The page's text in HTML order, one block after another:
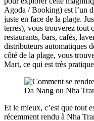
Agoda / Booking) est l’un
juste en face de la plage.
terres), vous trouverez tout
restaurants, bars, cafés,
distributeurs automatiques
côté de la plage, vous
Mart, ce qui est très
Da Nang ou Nha
Et le mieux, c’est que tout
récemment rendu à Nha